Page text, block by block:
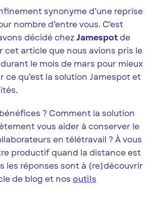
synonyme d’une reprise
nombre d’entre vous. C’est
décidé chezJamespotde
cet article que nous avions pris le
le mois de mars pour mieux
ce qu’est la solution Jamespot et
? Comment la solution
vous aider à conserver le
en télétravail ? À vous
productif quand la distance est
les réponses sont à (re)découvrir
de blog et nos outils